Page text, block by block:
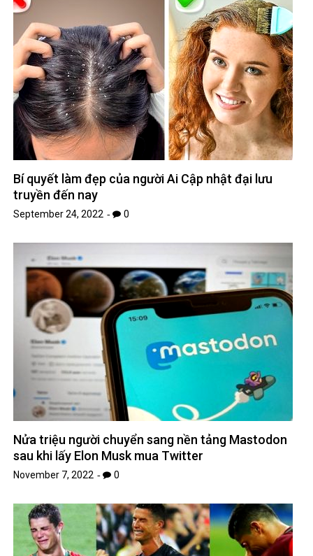
Bí quyết làm đẹp của người Ai Cập nhật đại lưu
truyền đến nay
September 24, 2022 0
Nửa triệu người chuyển sang nền tảng Mastodon
sau khi lấy Elon Musk mua Twitter
November 7, 2022 0